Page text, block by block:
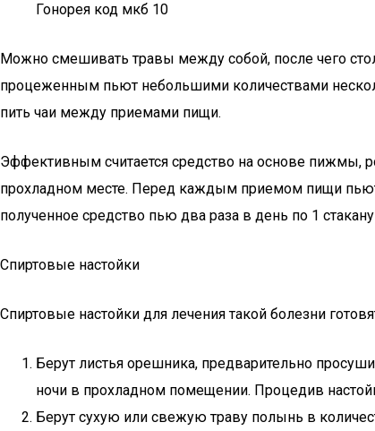
Гонорея код мкб 10
Можно смешивать травы между собой, после чего
процеженным пьют небольшими количествами
пить чаи между приемами пищи.
Эффективным считается средство на основе пижмы,
прохладном месте. Перед каждым приемом пищи пьют
полученное средство пью два раза в день по 1
Спиртовые настойки
Спиртовые настойки для лечения такой болезни
Берут листья орешника, предварительно
ночи в прохладном помещении. Процедив
Берут сухую или свежую траву полынь в